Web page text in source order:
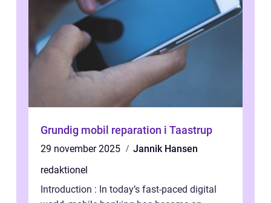
Grundig mobil reparation i Taastrup
29 november 2025
Jannik Hansen
redaktionel
Introduction : In today’s fast-paced digital